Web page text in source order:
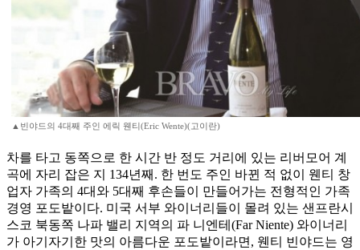
▲빈야드의 4대째 주인 에릭 웬티(Eric Wente)(고이란)
차를 타고 동쪽으로 한 시간 반 정도 거리에 있는 리버모어 계
곡에 자리 잡은 지 134년째. 한 번도 주인 바뀐 적 없이 웬티 창
업자 가족의 4대와 5대째 후손들이 만들어가는 전형적인 가족
경영 포도밭이다. 미국 서부 와이너리들이 몰려 있는 샌프란시
스코 북동쪽 나파 밸리 지역의 파 니엔테(Far Niente) 와이너리
가 아기자기한 맛의 아름다운 포도밭이라면, 웬티 빈야드는 영